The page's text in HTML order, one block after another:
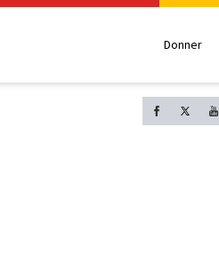
Donner